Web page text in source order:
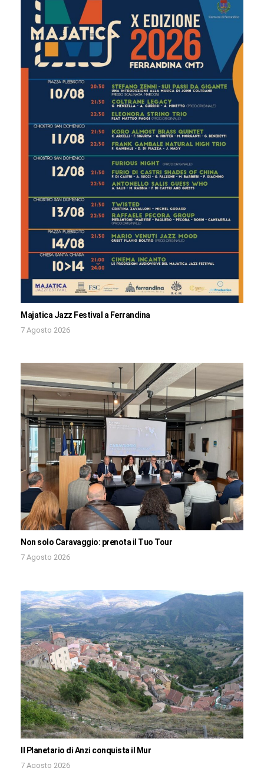
Majatica Jazz Festival a Ferrandina
7 Agosto 2026
Non solo Caravaggio: prenota il Tuo Tour
7 Agosto 2026
Il Planetario di Anzi conquista il Mur
7 Agosto 2026